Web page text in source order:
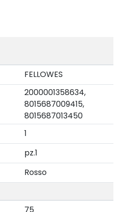
FELLOWES
2000001358634,
8015687009415,
8015687013450
1
pz.1
Rosso